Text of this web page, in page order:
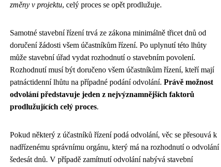
změny v projektu, celý proces se opět prodlužuje.
Samotné stavební řízení trvá ze zákona minimálně třicet dnů od
doručení žádosti všem účastníkům řízení. Po uplynutí této lhůty
může stavební úřad vydat rozhodnutí o stavebním povolení.
Rozhodnutí musí být doručeno všem účastníkům řízení, kteří mají
patnáctidenní lhůtu na případné podání odvolání. Právě možnost
odvolání představuje jeden z nejvýznamnějších faktorů
prodlužujících celý proces.
Pokud některý z účastníků řízení podá odvolání, věc se přesouvá k
nadřízenému správnímu orgánu, který má na rozhodnutí o odvolání
šedesát dnů. V případě zamítnutí odvolání nabývá stavební